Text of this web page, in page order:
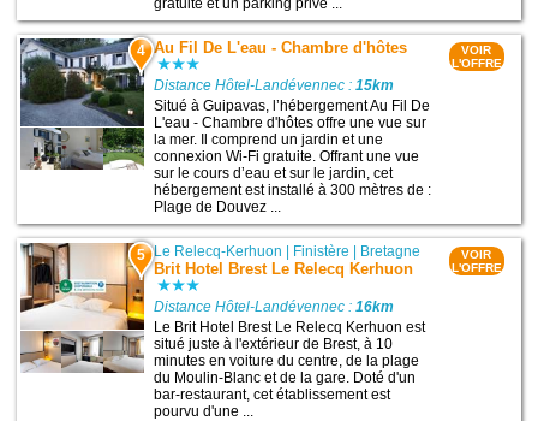
gratuite et un parking privé ...
4 Au Fil De L'eau - Chambre d'hôtes
Distance Hôtel-Landévennec :15km
Situé à Guipavas, l’hébergement Au Fil De
L'eau - Chambre d'hôtes offre une vue sur
la mer. Il comprend un jardin et une
connexion Wi-Fi gratuite. Offrant une vue
sur le cours d’eau et sur le jardin, cet
hébergement est installé à 300 mètres de :
Plage de Douvez ...
VOIR
L'OFFRE
5 Le Relecq-Kerhuon | Finistère | Bretagne
Brit Hotel Brest Le Relecq Kerhuon
Distance Hôtel-Landévennec :16km
Le Brit Hotel Brest Le Relecq Kerhuon est
situé juste à l'extérieur de Brest, à 10
minutes en voiture du centre, de la plage
du Moulin-Blanc et de la gare. Doté d'un
bar-restaurant, cet établissement est
pourvu d'une ...
VOIR
L'OFFRE